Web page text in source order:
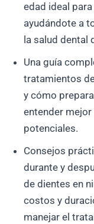
edad ideal
ayudándote a
la salud dental
Una guía
tratamientos
y cómo
entender
potenciales.
Consejos
durante y
de dientes en
costos y
manejar el